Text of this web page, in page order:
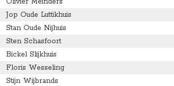
Jop Oude Luttikhuis
Stan Oude Nijhuis
Sten Schasfoort
Bickel Slijkhuis
Floris Wesseling
Stijn Wijbrands